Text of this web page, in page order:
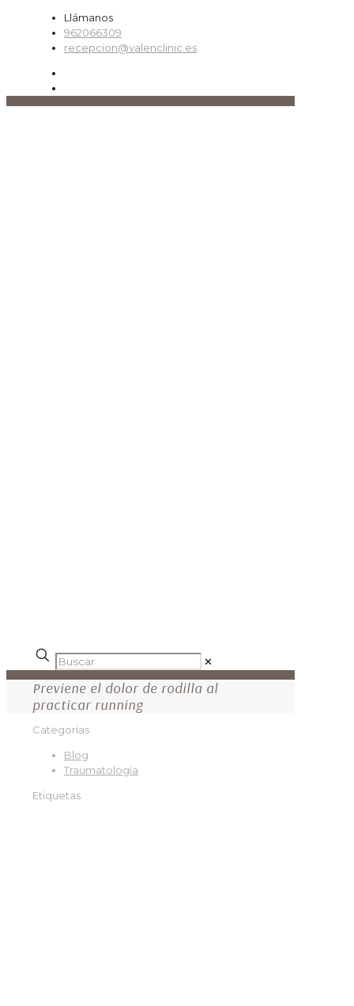
Llámanos
962066309
recepcion@valenclinic.es
✕
Previene el dolor de rodilla al
practicar running
Categorías
Blog
Traumatología
Etiquetas